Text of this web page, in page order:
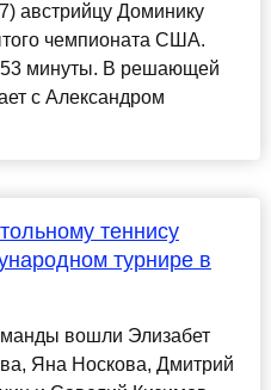
австрийцу Доминику
чемпионата США.
53 минуты. В решающей
с Александром
теннису
турнире в
вошли Элизабет
Яна Носкова, Дмитрий